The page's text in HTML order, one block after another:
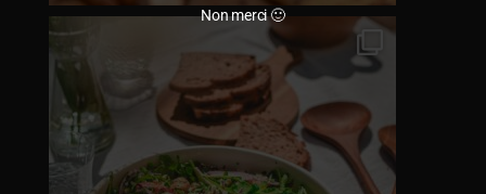
Non merci 🙂